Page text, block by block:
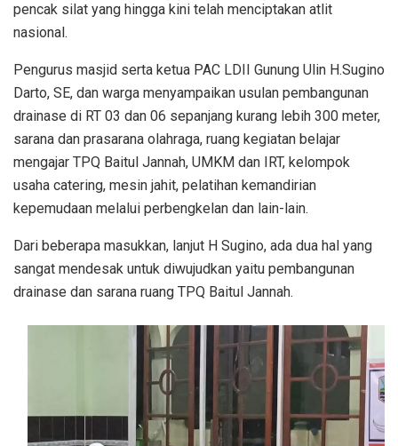
pencak silat yang hingga kini telah menciptakan atlit
nasional.
Pengurus masjid serta ketua PAC LDII Gunung Ulin H.Sugino
Darto, SE, dan warga menyampaikan usulan pembangunan
drainase di RT 03 dan 06 sepanjang kurang lebih 300 meter,
sarana dan prasarana olahraga, ruang kegiatan belajar
mengajar TPQ Baitul Jannah, UMKM dan IRT, kelompok
usaha catering, mesin jahit, pelatihan kemandirian
kepemudaan melalui perbengkelan dan lain-lain.
Dari beberapa masukkan, lanjut H Sugino, ada dua hal yang
sangat mendesak untuk diwujudkan yaitu pembangunan
drainase dan sarana ruang TPQ Baitul Jannah.